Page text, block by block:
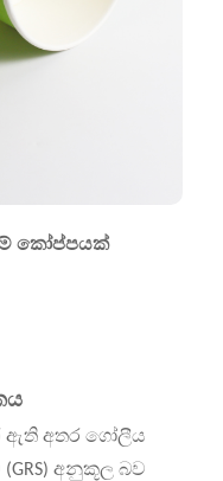
කෝප්පයක්
ඇති අතර ගෝලීය
අනුකූල බව